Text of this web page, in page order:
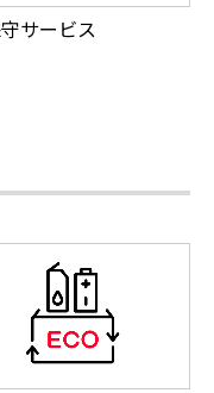
サービス